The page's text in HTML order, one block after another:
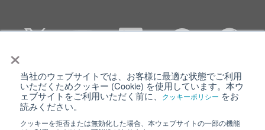
×
当社のウェブサイトでは、お客様に最適な状態でご利用
いただくためクッキー (Cookie) を使用しています。本ウ
ェブサイトをご利用いただく前に、
クッキーポリシー をお
読みください。
クッキーを拒否または無効化した場合、本ウェブサイトの一部の機能
個人情報保護について ウェブサイト利用規約
クッキーポリシー